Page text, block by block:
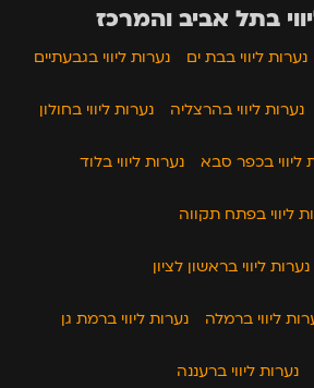
בתל אביב והמרכז
נערות ליווי בבת ים נערות ליווי בגבעתיים
נערות ליווי בהרצליה נערות ליווי בחולון
ליווי בכפר סבא נערות ליווי בלוד
ליווי בפתח תקווה
נערות ליווי בראשון לציון
ליווי ברמלה נערות ליווי ברמת גן
נערות ליווי ברעננה